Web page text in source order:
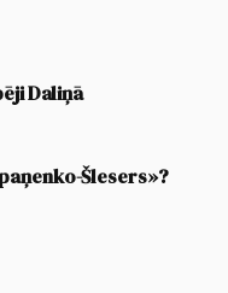
Daliņā
Šlesers»?